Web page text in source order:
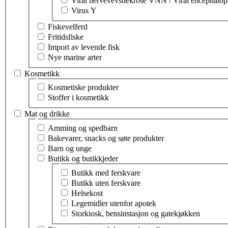
Virus Y
Fiskevelferd
Fritidsfiske
Import av levende fisk
Nye marine arter
Kosmetikk
Velg tema innen kosmetikk
Kosmetiske produkter
Stoffer i kosmetikk
Mat og drikke
Velg tema innen mat og drikke
Amming og spedbarn
Bakevarer, snacks og søte produkter
Barn og unge
Butikk og butikkjeder
Velg tema innen butikk og butikkjeder
Butikk med ferskvare
Butikk uten ferskvare
Helsekost
Legemidler utenfor apotek
Storkiosk, bensinstasjon og gatekjøkken